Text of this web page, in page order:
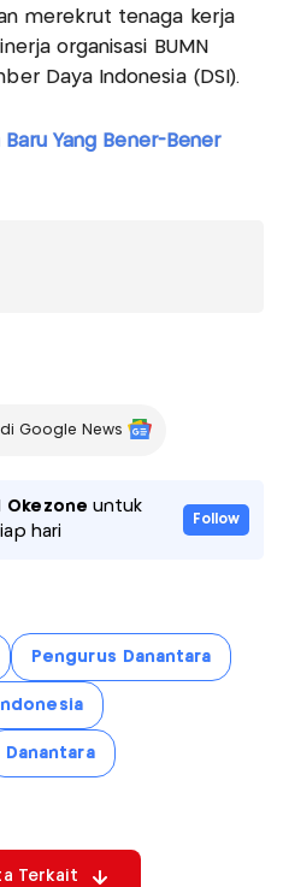
merekrut tenaga kerja
organisasi BUMN
Daya Indonesia (DSI).
Baru Yang Bener-Bener
Google News
Okezone untuk
hari
Follow
Pengurus Danantara
Danantara
Terkait